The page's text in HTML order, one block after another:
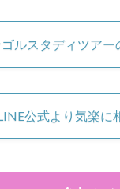
ルスタディツアー
公式より気楽に